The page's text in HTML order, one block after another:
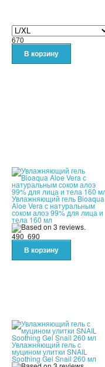
670
Увлажняющий гель Bioaqua
Aloe Vera с натуральным
соком алоэ 99% для лица и
тела 160 мл
490 690
Увлажняющий гель с
муцином улитки SNAIL
Soothing Gel Snail 260 мл